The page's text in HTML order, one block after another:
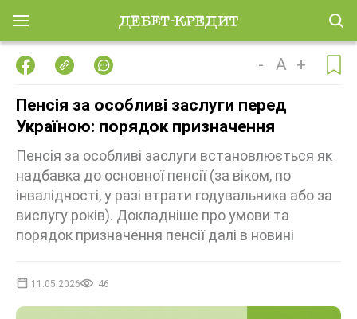
- A +
Пенсія за особливі заслуги перед
Україною: порядок призначення
Пенсія за особливі заслуги встановлюється як
надбавка до основної пенсії (за віком, по
інвалідності, у разі втрати годувальника або за
вислугу років). Докладніше про умови та
порядок призначення пенсії далі в новині
11.05.2026 46